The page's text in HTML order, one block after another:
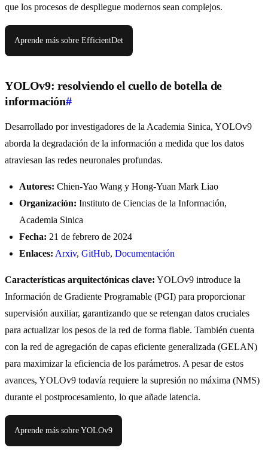
que los procesos de despliegue modernos sean complejos.
Aprende más sobre EfficientDet
YOLOv9: resolviendo el cuello de botella de
información#
Desarrollado por investigadores de la Academia Sinica, YOLOv9
aborda la degradación de la información a medida que los datos
atraviesan las redes neuronales profundas.
Autores: Chien-Yao Wang y Hong-Yuan Mark Liao
Organización: Instituto de Ciencias de la Información,
Academia Sinica
Fecha: 21 de febrero de 2024
Enlaces: Arxiv, GitHub, Documentación
Características arquitectónicas clave: YOLOv9 introduce la
Información de Gradiente Programable (PGI) para proporcionar
supervisión auxiliar, garantizando que se retengan datos cruciales
para actualizar los pesos de la red de forma fiable. También cuenta
con la red de agregación de capas eficiente generalizada (GELAN)
para maximizar la eficiencia de los parámetros. A pesar de estos
avances, YOLOv9 todavía requiere la supresión no máxima (NMS)
durante el postprocesamiento, lo que añade latencia.
Aprende más sobre YOLOv9